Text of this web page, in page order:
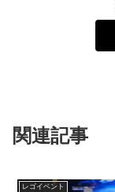
関連記事
レゴイベント